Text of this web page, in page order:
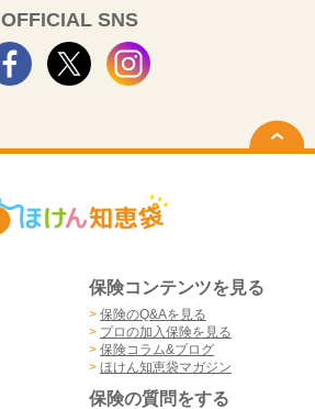
OFFICIAL SNS
保険コンテンツを見る
> 保険のQ&Aを見る
> プロの加入保険を見る
> 保険コラム&ブログ
> ほけん知恵袋マガジン
保険の質問をする